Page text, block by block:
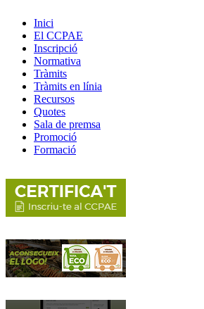
Inici
El CCPAE
Inscripció
Normativa
Tràmits
Tràmits en línia
Recursos
Quotes
Sala de premsa
Promoció
Formació